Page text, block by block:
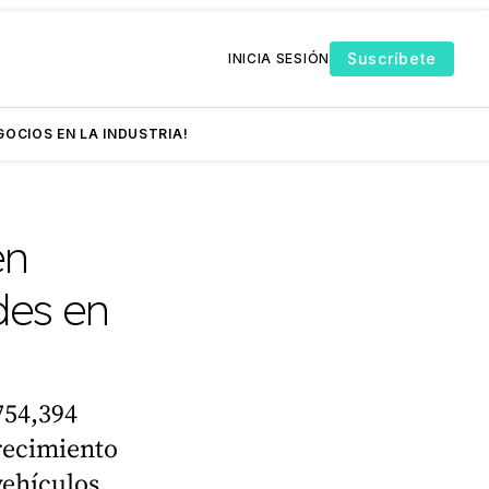
INICIA SESIÓN Suscríbete
EN LA INDUSTRIA!
en